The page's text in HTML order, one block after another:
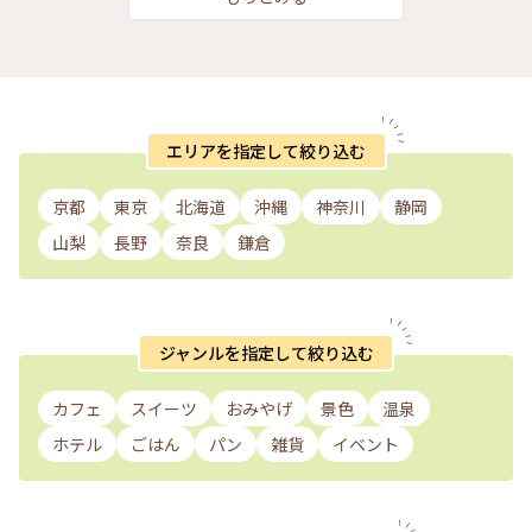
エリアを指定して絞り込む
京都 東京 北海道 沖縄 神奈川
静岡
山梨
長野 奈良 鎌倉
ジャンルを指定して絞り込む
カフェ スイーツ おみやげ 景色
温泉
ホテル
ごはん パン 雑貨 イベント